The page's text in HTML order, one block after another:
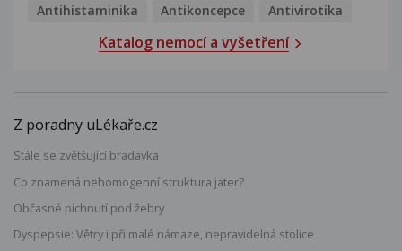
Antihistaminika
Antikoncepce Antivirotika
Katalog nemocí a vyšetření
Z poradny uLékaře.cz
Stále se zvětšující bradavka
Co znamená nehomogenní struktura jater?
Občasné píchnutí pod žebry
Dyspepsie: Větry i při malé námaze, nepravidelná stolice